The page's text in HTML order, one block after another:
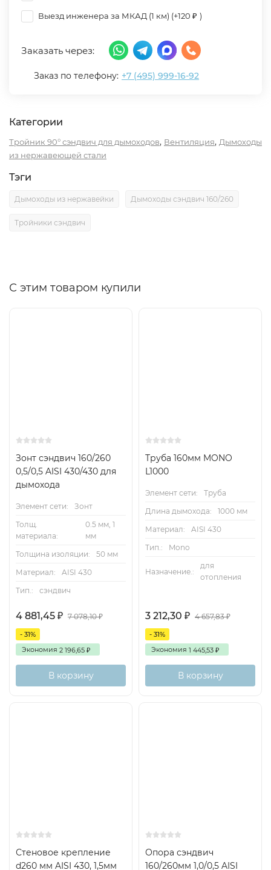
Выезд инженера за МКАД (1 км) (+120 ₽ )
Заказать через:
Заказ по телефону: +7 (495) 999-16-92
Категории
Тройник 90° сэндвич для дымоходов, Вентиляция, Дымоходы
из нержавеющей стали
Тэги
Дымоходы из нержавейки Дымоходы сэндвич 160/260
Тройники сэндвич
С этим товаром купили
Зонт сэндвич 160/260
0,5/0,5 AISI 430/430 для
дымохода
Элемент сети:
Зонт
Толщ.
материала:
0.5 мм, 1
мм
Толщина изоляции:
50 мм
Материал:
AISI 430
Тип.:
сэндвич
4 881,45 ₽ 7 078,10₽
- 31%
Экономия 2 196,65 ₽
В корзину
Труба 160мм MONO
L1000
Элемент сети:
Труба
Длина дымохода:
1000 мм
Материал:
AISI 430
Тип.:
Mono
Назначение.:
для
отопления
3 212,30 ₽ 4 657,83₽
- 31%
Экономия 1 445,53 ₽
В корзину
Стеновое крепление
d260 мм AISI 430, 1,5мм
Опора сэндвич
160/260мм 1,0/0,5 AISI